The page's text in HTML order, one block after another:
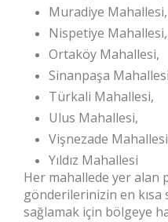
Muradiye Mahallesi,
Nispetiye Mahallesi,
Ortaköy Mahallesi,
Sinanpaşa
Türkali Mahallesi,
Ulus Mahallesi,
Vişnezade
Yıldız Mahallesi
Her mahallede yer alan
gönderilerinizin en kısa
sağlamak için bölgeye